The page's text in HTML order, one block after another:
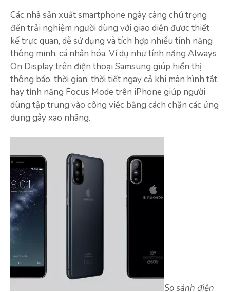
Các nhà sản xuất smartphone ngày càng chú trọng
đến trải nghiệm người dùng với giao diện được thiết
kế trực quan, dễ sử dụng và tích hợp nhiều tính năng
thông minh, cá nhân hóa. Ví dụ như tính năng Always
On Display trên điện thoại Samsung giúp hiển thị
thông báo, thời gian, thời tiết ngay cả khi màn hình tắt,
hay tính năng Focus Mode trên iPhone giúp người
dùng tập trung vào công việc bằng cách chặn các ứng
dụng gây xao nhãng.
So sánh điện